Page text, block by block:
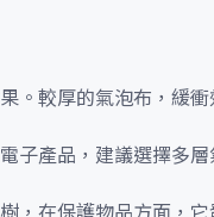
。較厚的氣泡布，緩
子產品，建議選擇多
，在保護物品方面，